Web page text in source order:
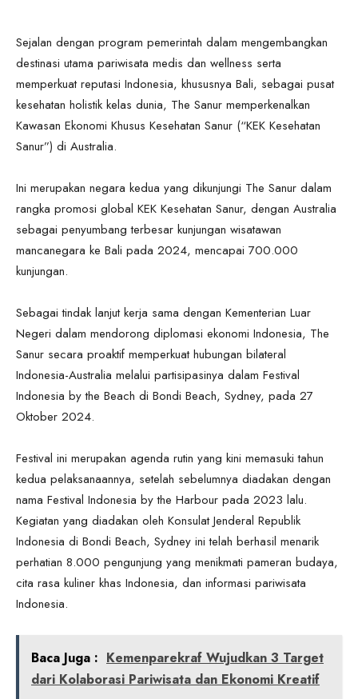
Sejalan dengan program pemerintah dalam mengembangkan
destinasi utama pariwisata medis dan wellness serta
memperkuat reputasi Indonesia, khususnya Bali, sebagai pusat
kesehatan holistik kelas dunia, The Sanur memperkenalkan
Kawasan Ekonomi Khusus Kesehatan Sanur (“KEK Kesehatan
Sanur”) di Australia.
Ini merupakan negara kedua yang dikunjungi The Sanur dalam
rangka promosi global KEK Kesehatan Sanur, dengan Australia
sebagai penyumbang terbesar kunjungan wisatawan
mancanegara ke Bali pada 2024, mencapai 700.000
kunjungan.
Sebagai tindak lanjut kerja sama dengan Kementerian Luar
Negeri dalam mendorong diplomasi ekonomi Indonesia, The
Sanur secara proaktif memperkuat hubungan bilateral
Indonesia-Australia melalui partisipasinya dalam Festival
Indonesia by the Beach di Bondi Beach, Sydney, pada 27
Oktober 2024.
Festival ini merupakan agenda rutin yang kini memasuki tahun
kedua pelaksanaannya, setelah sebelumnya diadakan dengan
nama Festival Indonesia by the Harbour pada 2023 lalu.
Kegiatan yang diadakan oleh Konsulat Jenderal Republik
Indonesia di Bondi Beach, Sydney ini telah berhasil menarik
perhatian 8.000 pengunjung yang menikmati pameran budaya,
cita rasa kuliner khas Indonesia, dan informasi pariwisata
Indonesia.
Baca Juga : Kemenparekraf Wujudkan 3 Target
dari Kolaborasi Pariwisata dan Ekonomi Kreatif